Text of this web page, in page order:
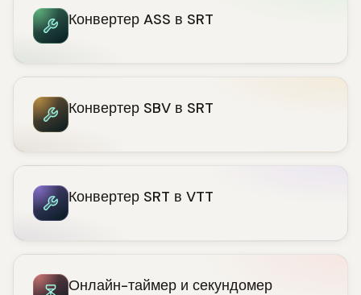
Конвертер ASS в SRT
Конвертер SBV в SRT
Конвертер SRT в VTT
Онлайн-таймер и секундомер